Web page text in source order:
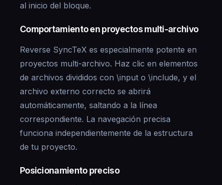
al inicio del bloque.
Comportamiento en proyectos multi-archivo
Reverse SyncTeX es especialmente potente en
proyectos multi-archivo. Haz clic en elementos
de archivos divididos con \input o \include, y el
archivo externo correcto se abrirá
automáticamente, saltando a la línea
correspondiente. La navegación precisa
funciona independientemente de la estructura
de tu proyecto.
Posicionamiento preciso